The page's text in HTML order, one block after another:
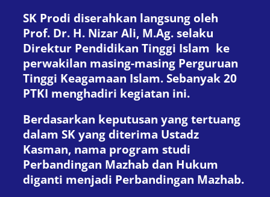
SK Prodi diserahkan langsung oleh
Prof. Dr. H. Nizar Ali, M.Ag. selaku
Direktur Pendidikan Tinggi Islam ke
perwakilan masing-masing Perguruan
Tinggi Keagamaan Islam. Sebanyak 20
PTKI menghadiri kegiatan ini.
Berdasarkan keputusan yang tertuang
dalam SK yang diterima Ustadz
Kasman, nama program studi
Perbandingan Mazhab dan Hukum
diganti menjadi Perbandingan Mazhab.